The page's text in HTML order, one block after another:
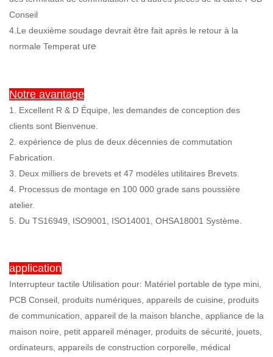
Conseil
4.Le deuxième soudage devrait être fait après le retour à la
normale Temperat ure
Notre avantage
1. Excellent R & D Équipe, les demandes de conception des
clients sont Bienvenue.
2. expérience de plus de deux décennies de commutation
Fabrication.
3. Deux milliers de brevets et 47 modèles utilitaires Brevets.
4. Processus de montage en 100 000 grade sans poussière
atelier.
5. Du TS16949, ISO9001, ISO14001, OHSA18001 Système.
application
Interrupteur tactile Utilisation pour: Matériel portable de type mini,
PCB Conseil, produits numériques, appareils de cuisine, produits
de communication, appareil de la maison blanche, appliance de la
maison noire, petit appareil ménager, produits de sécurité, jouets,
ordinateurs, appareils de construction corporelle, médical